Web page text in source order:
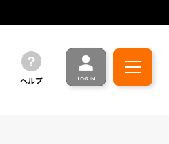
ヘルプ